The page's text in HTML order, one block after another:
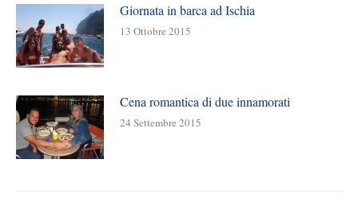
Giornata in barca ad Ischia
13 Ottobre 2015
Cena romantica di due innamorati
24 Settembre 2015